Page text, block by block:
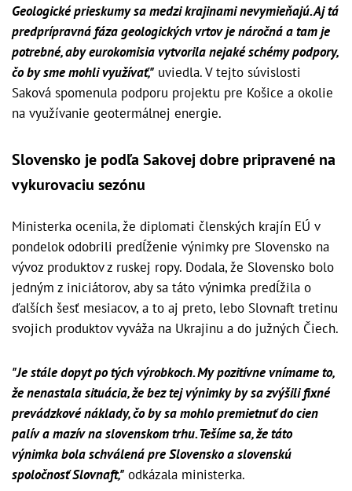
Geologické prieskumy sa medzi krajinami nevymieňajú. Aj tá
predprípravná fáza geologických vrtov je náročná a tam je
potrebné, aby eurokomisia vytvorila nejaké schémy podpory,
čo by sme mohli využívať," uviedla. V tejto súvislosti
Saková spomenula podporu projektu pre Košice a okolie
na využívanie geotermálnej energie.
Slovensko je podľa Sakovej dobre pripravené na
vykurovaciu sezónu
Ministerka ocenila, že diplomati členských krajín EÚ v
pondelok odobrili predĺženie výnimky pre Slovensko na
vývoz produktov z ruskej ropy. Dodala, že Slovensko bolo
jedným z iniciátorov, aby sa táto výnimka predĺžila o
ďalších šesť mesiacov, a to aj preto, lebo Slovnaft tretinu
svojich produktov vyváža na Ukrajinu a do južných Čiech.
"Je stále dopyt po tých výrobkoch. My pozitívne vnímame to,
že nenastala situácia, že bez tej výnimky by sa zvýšili fixné
prevádzkové náklady, čo by sa mohlo premietnuť do cien
palív a mazív na slovenskom trhu. Tešíme sa, že táto
výnimka bola schválená pre Slovensko a slovenskú
spoločnosť Slovnaft," odkázala ministerka.